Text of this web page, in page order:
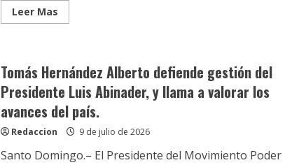
Leer MasRead
more
respalda
declaraciones
del
presidente
Luis
Abinader
destaca
claridad
de
Tomás Hernández Alberto defiende gestión del
Presidente Luis Abinader, y llama a valorar los
avances del país.
Redaccion 9 de julio de 2026
Santo Domingo.– El Presidente del Movimiento Poder